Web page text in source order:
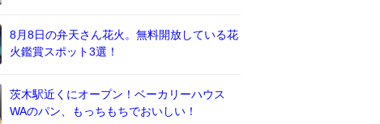
8月8日の弁天さん花火。無料開放している花
火鑑賞スポット3選！
茨木駅近くにオープン！ベーカリーハウス
WAのパン、もっちもちでおいしい！